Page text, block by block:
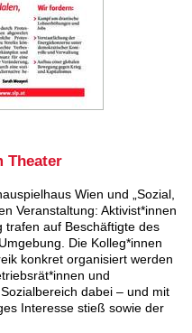
Theater
Wien und „Sozial,
Veranstaltung: Aktivist*innen
trafen auf Beschäftigte des
Die Kolleg*innen
konkret organisiert werden
und
dabei – und mit
Interesse stieß sowie der